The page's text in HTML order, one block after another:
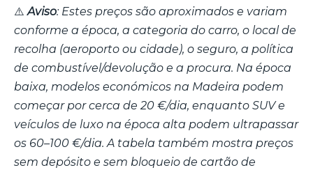
⚠️Aviso: Estes preços são aproximados e variam
conforme a época, a categoria do carro, o local de
recolha (aeroporto ou cidade), o seguro, a política
de combustível/devolução e a procura. Na época
baixa, modelos económicos na Madeira podem
começar por cerca de 20 €/dia, enquanto SUV e
veículos de luxo na época alta podem ultrapassar
os 60–100 €/dia. A tabela também mostra preços
sem depósito e sem bloqueio de cartão de